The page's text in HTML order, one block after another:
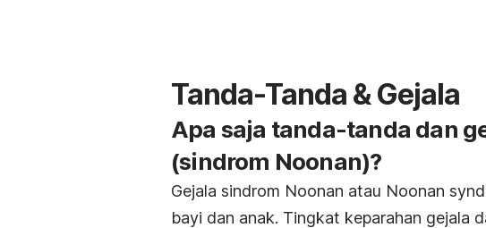
Tanda-Tanda & Gejala
Apa saja tanda-tanda dan
(sindrom Noonan)?
Gejala sindrom Noonan atau Noonan
bayi dan anak. Tingkat keparahan gejala